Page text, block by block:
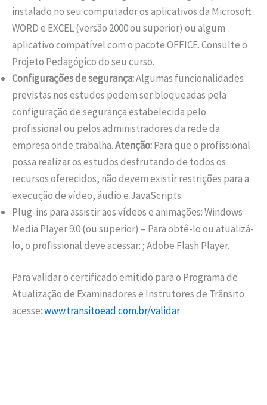
instalado no seu computador os aplicativos da Microsoft
WORD e EXCEL (versão 2000 ou superior) ou algum
aplicativo compatível com o pacote OFFICE. Consulte o
Projeto Pedagógico do seu curso.
Configurações de segurança:Algumas funcionalidades
previstas nos estudos podem ser bloqueadas pela
configuração de segurança estabelecida pelo
profissional ou pelos administradores da rede da
empresa onde trabalha.Atenção:Para que o profissional
possa realizar os estudos desfrutando de todos os
recursos oferecidos, não devem existir restrições para a
execução de vídeo, áudio e JavaScripts.
Plug-ins para assistir aos vídeos e animações: Windows
Media Player 9.0 (ou superior) – Para obtê-lo ou atualizá-
lo, o profissional deve acessar: ; Adobe Flash Player.
Para validar o certificado emitido para o Programa de
Atualização de Examinadores e Instrutores de Trânsito
acesse:www.transitoead.com.br/validar